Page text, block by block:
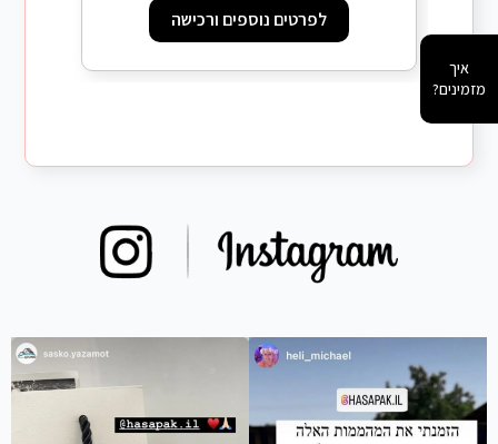
לפרטים נוספים ורכישה
איך
מזמינים?